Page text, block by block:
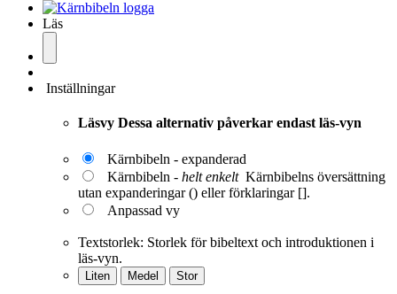
Läs
Inställningar
Läsvy Dessa alternativ påverkar endast läs-vyn
Kärnbibeln - expanderad
Kärnbibeln - helt enkelt Kärnbibelns översättning
utan expanderingar () eller förklaringar [].
Anpassad vy
Textstorlek: Storlek för bibeltext och introduktionen i
läs-vyn.
Liten Medel Stor